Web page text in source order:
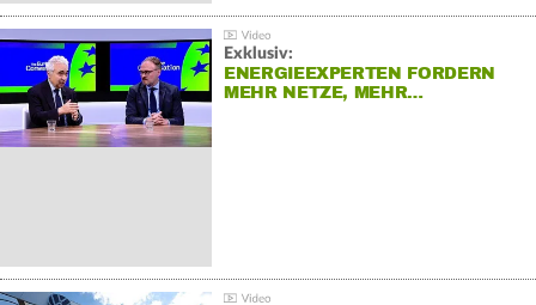
Exklusiv:
ENERGIEEXPERTEN FORDERN
MEHR NETZE, MEHR…